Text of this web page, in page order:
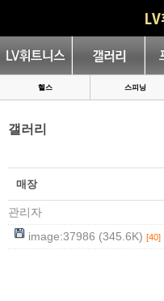
헬스 스피닝
갤러리
매장
관리자
image:37986 (345.6K) [40]